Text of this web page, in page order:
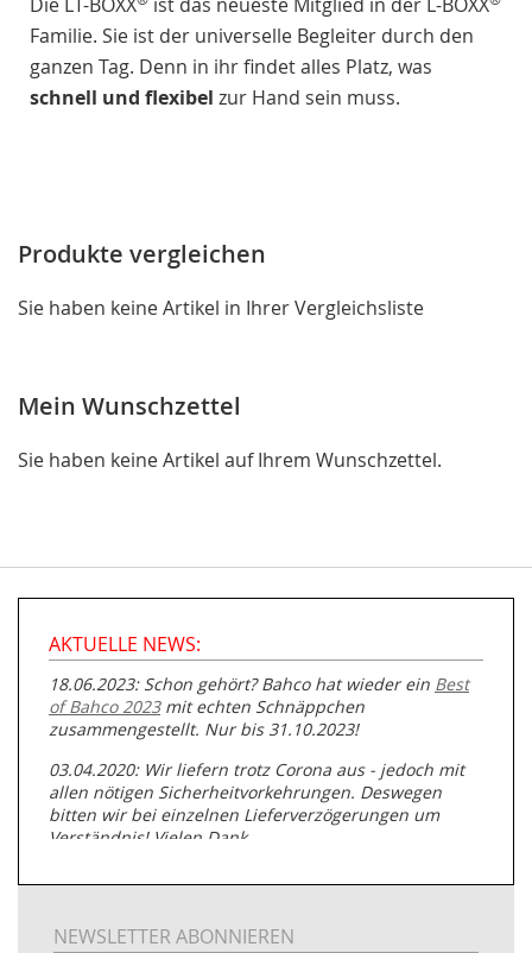
Familie. Sie ist der universelle Begleiter durch den
ganzen Tag. Denn in ihr findet alles Platz, was
schnell und flexibel zur Hand sein muss.
Produkte vergleichen
Sie haben keine Artikel in Ihrer Vergleichsliste
Mein Wunschzettel
Sie haben keine Artikel auf Ihrem Wunschzettel.
AKTUELLE NEWS:
18.06.2023: Schon gehört? Bahco hat wieder ein Best
of Bahco 2023mit echten Schnäppchen
zusammengestellt. Nur bis 31.10.2023!
03.04.2020: Wir liefern trotz Corona aus - jedoch mit
allen nötigen Sicherheitvorkehrungen. Deswegen
bitten wir bei einzelnen Lieferverzögerungen um
Verständnis! Vielen Dank.
05.07.2019: Neuester Zugang zu unserer
Rohrbearbeitung
NEWSLETTER ABONNIEREN